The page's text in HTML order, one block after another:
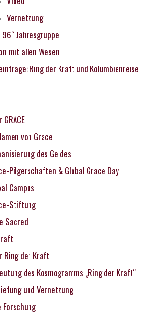
Vernetzung
96“ Jahresgruppe
mit allen Wesen
Ring der Kraft und Kolumbienreise
GRACE
von Grace
des Geldes
Pilgerschaften & Global Grace Day
Campus
Stiftung
Sacred
Ring der Kraft
des Kosmogramms „Ring der Kraft“
und Vernetzung